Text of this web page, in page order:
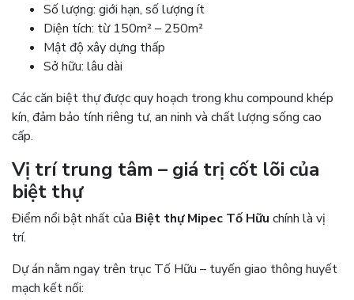
Số lượng: giới hạn, số lượng ít
Diện tích: từ 150m² – 250m²
Mật độ xây dựng thấp
Sở hữu: lâu dài
Các căn biệt thự được quy hoạch trong khu compound khép
kín, đảm bảo tính riêng tư, an ninh và chất lượng sống cao
cấp.
Vị trí trung tâm – giá trị cốt lõi của
biệt thự
Điểm nổi bật nhất của Biệt thự Mipec Tố Hữu chính là vị
trí.
Dự án nằm ngay trên trục Tố Hữu – tuyến giao thông huyết
mạch kết nối: